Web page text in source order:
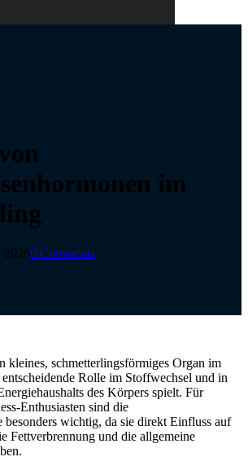
im
20260 Comments
kleines, schmetterlingsförmiges Organ im
Rolle im Stoffwechsel und in
des Körpers spielt. Für
Enthusiasten sind die
besonders wichtig, da sie direkt Einfluss auf
Fettverbrennung und die allgemeine